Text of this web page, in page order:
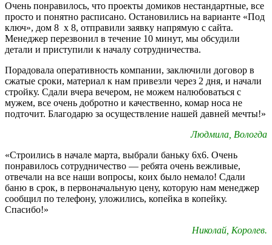
Очень понравилось, что проекты домиков нестандартные, все
просто и понятно расписано. Остановились на варианте «Под
ключ», дом 8 х 8, отправили заявку напрямую с сайта.
Менеджер перезвонил в течение 10 минут, мы обсудили
детали и приступили к началу сотрудничества.
Порадовала оперативность компании, заключили договор в
сжатые сроки, материал к нам привезли через 2 дня, и начали
стройку. Сдали вчера вечером, не можем налюбоваться с
мужем, все очень добротно и качественно, комар носа не
подточит. Благодарю за осуществление нашей давней мечты!»
Людмила, Вологда
«Строились в начале марта, выбрали баньку 6х6. Очень
понравилось сотрудничество — ребята очень вежливые,
отвечали на все наши вопросы, коих было немало! Сдали
баню в срок, в первоначальную цену, которую нам менеджер
сообщил по телефону, уложились, копейка в копейку.
Спасибо!»
Николай, Королев.